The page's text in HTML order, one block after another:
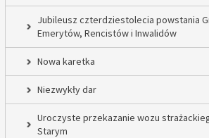
Jubileusz czterdziestolecia powstania
Emerytów, Rencistów i Inwalidów
Nowa karetka
Niezwykły dar
Uroczyste przekazanie wozu
Starym